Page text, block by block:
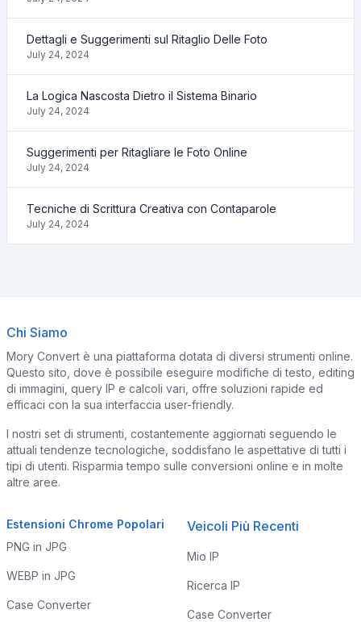
Dettagli e Suggerimenti sul Ritaglio Delle Foto
July 24, 2024
La Logica Nascosta Dietro il Sistema Binario
July 24, 2024
Suggerimenti per Ritagliare le Foto Online
July 24, 2024
Tecniche di Scrittura Creativa con Contaparole
July 24, 2024
Chi Siamo
Mory Convert è una piattaforma dotata di diversi strumenti online.
Questo sito, dove è possibile eseguire modifiche di testo, editing
di immagini, query IP e calcoli vari, offre soluzioni rapide ed
efficaci con la sua interfaccia user-friendly.
I nostri set di strumenti, costantemente aggiornati seguendo le
attuali tendenze tecnologiche, soddisfano le aspettative di tutti i
tipi di utenti. Risparmia tempo sulle conversioni online e in molte
altre aree.
Estensioni Chrome Popolari
PNG in JPG
WEBP in JPG
Case Converter
Veicoli Più Recenti
Mio IP
Ricerca IP
Case Converter